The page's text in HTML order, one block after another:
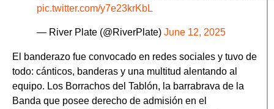
pic.twitter.com/y7e23krKbL
— River Plate (@RiverPlate) June 12, 2025
El banderazo fue convocado en redes sociales y tuvo de
todo: cánticos, banderas y una multitud alentando al
equipo. Los Borrachos del Tablón, la barrabrava de la
Banda que posee derecho de admisión en el